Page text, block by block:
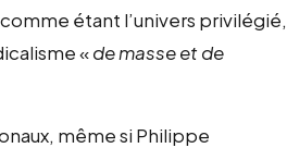
étant l’univers privilégié,
«de masse et de
même si Philippe